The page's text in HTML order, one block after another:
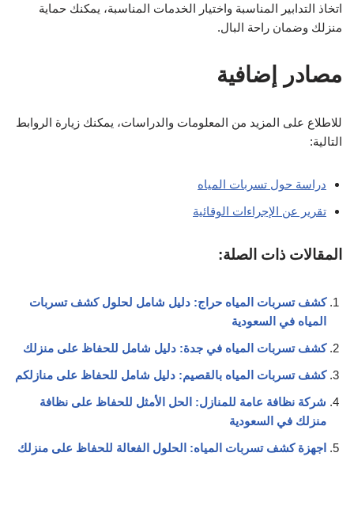
اتخاذ التدابير المناسبة واختيار الخدمات المناسبة، يمكنك حماية
منزلك وضمان راحة البال.
مصادر إضافية
للاطلاع على المزيد من المعلومات والدراسات، يمكنك زيارة الروابط
التالية:
دراسة حول تسربات المياه
تقرير عن الإجراءات الوقائية
المقالات ذات الصلة:
كشف تسربات المياه حراج: دليل شامل لحلول كشف تسربات
المياه في السعودية
كشف تسربات المياه في جدة: دليل شامل للحفاظ على منزلك
كشف تسربات المياه بالقصيم: دليل شامل للحفاظ على منازلكم
شركة نظافة عامة للمنازل: الحل الأمثل للحفاظ على نظافة
منزلك في السعودية
اجهزة كشف تسربات المياه: الحلول الفعالة للحفاظ على منزلك